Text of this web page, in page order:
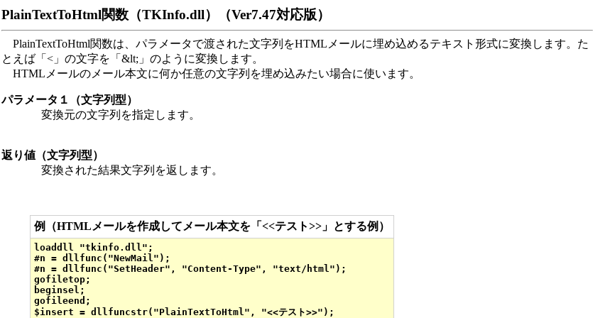
PlainTextToHtml関数（TKInfo.dll）（Ver7.47対応版）
PlainTextToHtml関数は、パラメータで渡された文字列をHTMLメールに埋め込めるテキスト形式に変換します。た
とえば「<」の文字を「&lt;」のように変換します。
HTMLメールのメール本文に何か任意の文字列を埋め込みたい場合に使います。
パラメータ１（文字列型）
変換元の文字列を指定します。
返り値（文字列型）
変換された結果文字列を返します。
例（HTMLメールを作成してメール本文を「<<テスト>>」とする例）
loaddll "tkinfo.dll";
#n = dllfunc("NewMail");
#n = dllfunc("SetHeader", "Content-Type", "text/html");
gofiletop;
beginsel;
gofileend;
$insert = dllfuncstr("PlainTextToHtml", "<<テスト>>");